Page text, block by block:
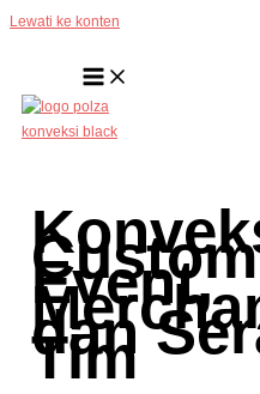
Lewati ke konten
Event,
dan
Tim